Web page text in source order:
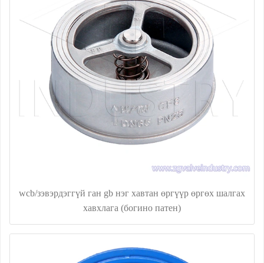
wcb/зэвэрдэггүй ган gb нэг хавтан өргүүр өргөх шалгах
хавхлага (богино патен)